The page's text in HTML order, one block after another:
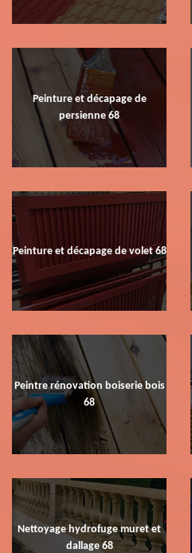
Peinture et décapage de
persienne 68
Peinture et décapage de volet 68
Peintre rénovation boiserie bois
68
Nettoyage hydrofuge muret et
dallage 68